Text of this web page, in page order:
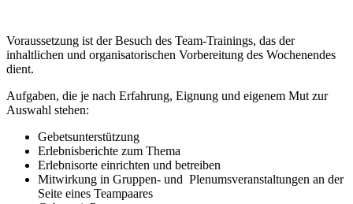
Voraussetzung ist der Besuch des Team-Trainings, das der
inhaltlichen und organisatorischen Vorbereitung des Wochenendes
dient.
Aufgaben, die je nach Erfahrung, Eignung und eigenem Mut zur
Auswahl stehen:
Gebetsunterstützung
Erlebnisberichte zum Thema
Erlebnisorte einrichten und betreiben
Mitwirkung in Gruppen- und Plenumsveranstaltungen an der
Seite eines Teampaares